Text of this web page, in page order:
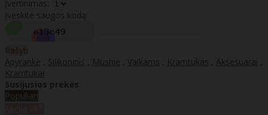
Įvertinimas:
Įveskite saugos kodą:
Rašyti
Apyrankė , Silikoninis , Mushie , Vaikams , Kramtukas , Aksesuarai ,
Kramtukai
Susijusios prekės
Populiari